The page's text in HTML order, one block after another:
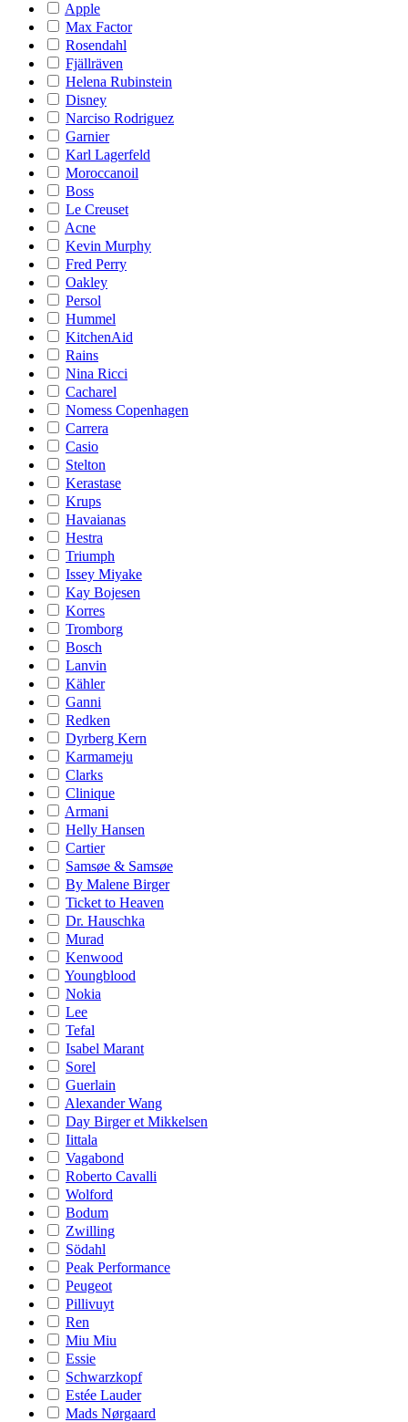
Apple
Max Factor
Rosendahl
Fjällräven
Helena Rubinstein
Disney
Narciso Rodriguez
Garnier
Karl Lagerfeld
Moroccanoil
Boss
Le Creuset
Acne
Kevin Murphy
Fred Perry
Oakley
Persol
Hummel
KitchenAid
Rains
Nina Ricci
Cacharel
Nomess Copenhagen
Carrera
Casio
Stelton
Kerastase
Krups
Havaianas
Hestra
Triumph
Issey Miyake
Kay Bojesen
Korres
Tromborg
Bosch
Lanvin
Kähler
Ganni
Redken
Dyrberg Kern
Karmameju
Clarks
Clinique
Armani
Helly Hansen
Cartier
Samsøe & Samsøe
By Malene Birger
Ticket to Heaven
Dr. Hauschka
Murad
Kenwood
Youngblood
Nokia
Lee
Tefal
Isabel Marant
Sorel
Guerlain
Alexander Wang
Day Birger et Mikkelsen
Iittala
Vagabond
Roberto Cavalli
Wolford
Bodum
Zwilling
Södahl
Peak Performance
Peugeot
Pillivuyt
Ren
Miu Miu
Essie
Schwarzkopf
Estée Lauder
Mads Nørgaard